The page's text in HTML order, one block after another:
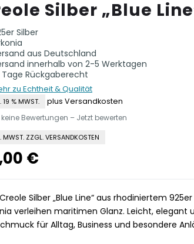
Silber „Blue
Silber
aus Deutschland
innerhalb von 2-5 Werktagen
Tage Rückgaberecht
zu Echtheit & Qualität
19 % MWST.
plus Versandkosten
Bewertungen – Jetzt bewerten
MWST. ZZGL. VERSANDKOSTEN
€
Silber „Blue Line“ aus rhodiniertem
verleihen maritimen Glanz. Leicht, elegant
für Alltag, Business und besondere